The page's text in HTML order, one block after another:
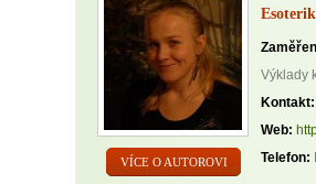
VÍCE O AUTOROVI
Výklady
Kontakt:
Web:
Telefon: